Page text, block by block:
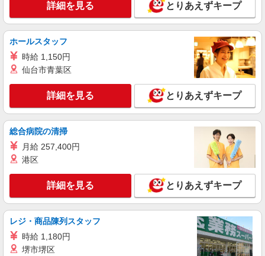
詳細を見る とりあえずキープ
ホールスタッフ
時給 1,150円
仙台市青葉区
詳細を見る とりあえずキープ
総合病院の清掃
月給 257,400円
港区
詳細を見る とりあえずキープ
レジ・商品陳列スタッフ
時給 1,180円
堺市堺区